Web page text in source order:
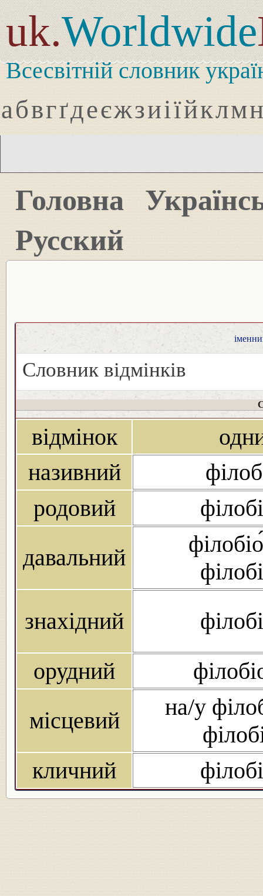
uk.Worldwide
Всесвітній словник
абвгґдеєжзиіїйклмн
Головна
Русский
Словник відмінків
відмінок
називний
родовий
давальний
знахідний
орудний
місцевий
на/у
кличний